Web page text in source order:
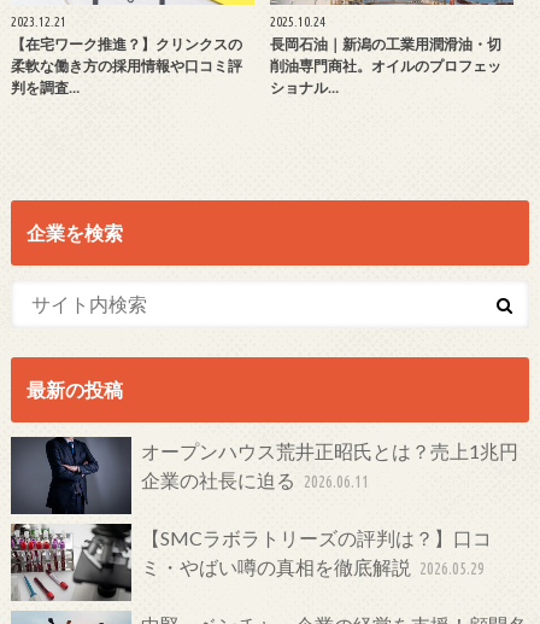
2023.12.21
【在宅ワーク推進？】クリンクスの
柔軟な働き方の採用情報や口コミ評
判を調査…
2025.10.24
長岡石油｜新潟の工業用潤滑油・切
削油専門商社。オイルのプロフェッ
ショナル…
企業を検索
最新の投稿
オープンハウス荒井正昭氏とは？売上1兆円
企業の社長に迫る
2026.06.11
【SMCラボラトリーズの評判は？】口コ
ミ・やばい噂の真相を徹底解説
2026.05.29